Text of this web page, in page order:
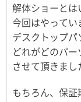
解体ショーと
今回はやってい
デスクトップ
どれがどのパ
させて頂きまし
もちろん、保